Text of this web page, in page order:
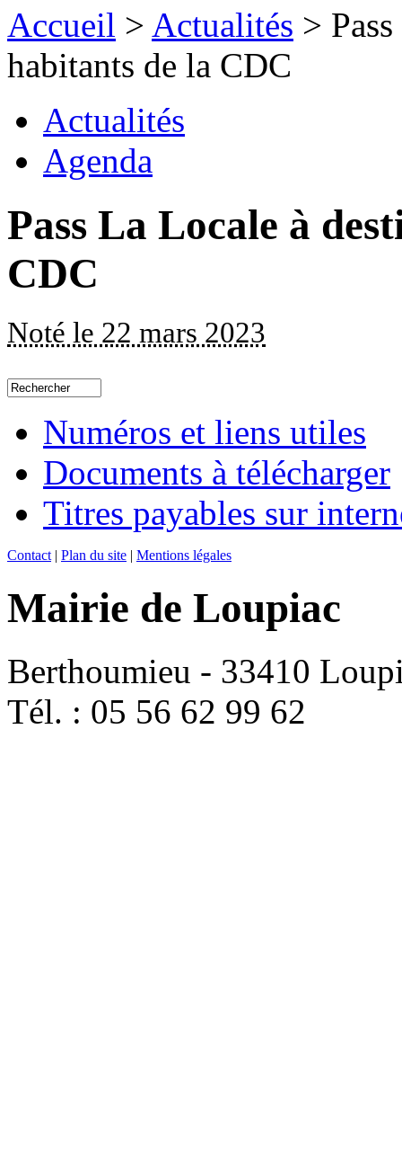
Accueil > Actualités >
habitants de la CDC
Actualités
Agenda
Pass La Locale à
CDC
Noté le 22 mars 2023
Numéros et liens utiles
Documents à télécharger
Titres payables sur
Contact | Plan du site | Mentions légales
Mairie de Loupiac
Berthoumieu - 33410
Tél. : 05 56 62 99 62